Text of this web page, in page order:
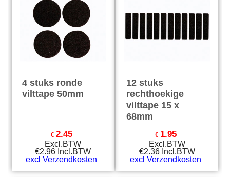
4 stuks ronde
vilttape 50mm
€ 2.45
Excl.BTW
€2.96 Incl.BTW
excl Verzendkosten
12 stuks
rechthoekige
vilttape 15 x
68mm
€ 1.95
Excl.BTW
€2.36 Incl.BTW
excl Verzendkosten